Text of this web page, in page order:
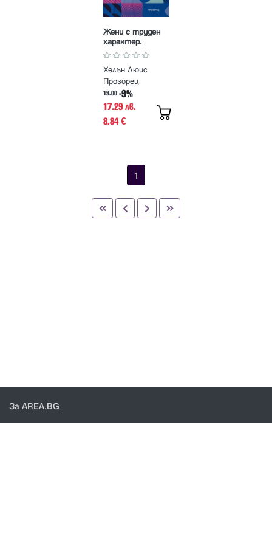
Жени с труден
характер.
История на
феминизма в
единадесет
битки
Хелън Люис
Прозорец
19.00 -9%
17.29 лв.
8.84€
1
За AREA.BG